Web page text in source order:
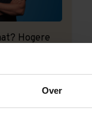
Over
Hogere
Onze
is onze